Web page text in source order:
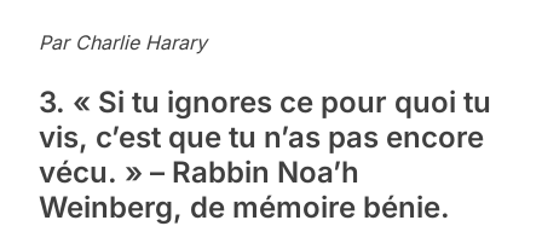
Par Charlie Harary
3. « Si tu ignores ce pour quoi tu
vis, c’est que tu n’as pas encore
vécu. » – Rabbin Noa’h
Weinberg, de mémoire bénie.